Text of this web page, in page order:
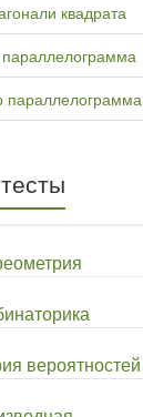
квадрата
параллелограмма
вероятностей